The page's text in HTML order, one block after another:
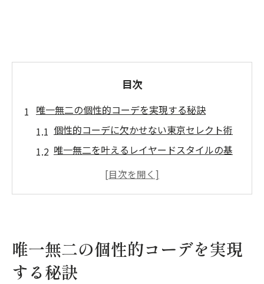
目次
唯一無二の個性的コーデを実現する秘訣
個性的コーデに欠かせない東京セレクト術
唯一無二を叶えるレイヤードスタイルの基
東京都発レイヤードスタイルの新提案
個性的コーデを彩る東京流レイヤード術
唯一無二の個性的コーデを実現
する秘訣